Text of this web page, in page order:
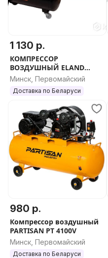
1 130 р.
КОМПРЕССОР
ВОЗДУШНЫЙ ELAND
WIND 70V-2CВ
Минск, Первомайский
Доставка по Беларуси
980 р.
Компрессор воздушный
PARTISAN PT 4100V
Минск, Первомайский
Доставка по Беларуси